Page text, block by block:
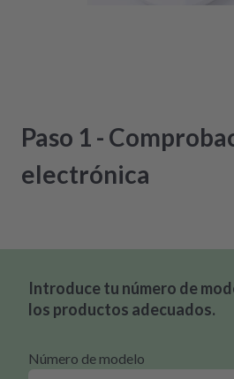
Paso 1 -
electrónica
Introduce tu número de
los productos adecuados.
Número de modelo